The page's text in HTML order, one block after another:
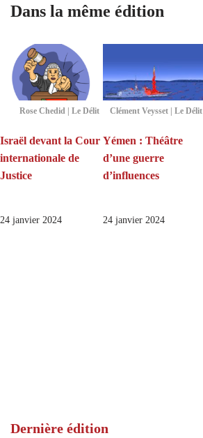
Dans la même édition
Rose Chedid | Le Délit
Israël devant la Cour
internationale de
Justice
24 janvier 2024
Clément Veysset | Le Délit
Yémen : Théâtre
d’une guerre
d’influences
24 janvier 2024
Dernière édition